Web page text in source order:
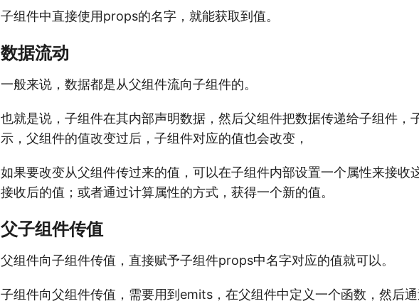
子组件中直接使用props的名字，就能获取到值。
数据流动
一般来说，数据都是从父组件流向子组件的。
也就是说，子组件在其内部声明数据，然后父组件把数据传递给子组件，
示，父组件的值改变过后，子组件对应的值也会改变，
如果要改变从父组件传过来的值，可以在子组件内部设置一个属性来接收
接收后的值；或者通过计算属性的方式，获得一个新的值。
父子组件传值
父组件向子组件传值，直接赋予子组件props中名字对应的值就可以。
子组件向父组件传值，需要用到emits，在父组件中定义一个函数，然后